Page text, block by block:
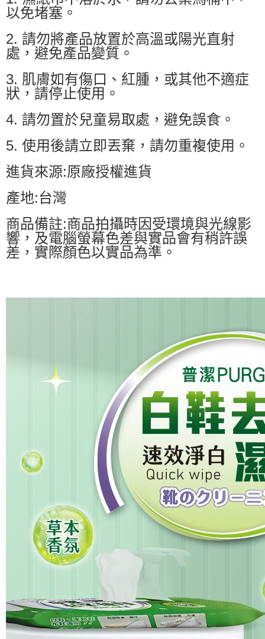
以免堵塞。
2. 請勿將產品放置於高溫或陽光直射
處，避免產品變質。
3. 肌膚如有傷口、紅腫，或其他不適症
狀，請停止使用。
4. 請勿置於兒童易取處，避免誤食。
5. 使用後請立即丟棄，請勿重複使用。
進貨來源:原廠授權進貨
產地:台灣
商品備註:商品拍攝時因受環境與光線影
響，及電腦螢幕色差與實品會有稍許誤
差，實際顏色以實品為準。